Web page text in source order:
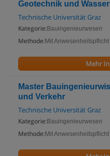
Geotechnik und
Technische Universität Graz
Kategorie: Bauingenieurwesen
Methode: Mit Anwesenheitspflicht
Mehr
Master
und Verkehr
Technische Universität Graz
Kategorie: Bauingenieurwesen
Methode: Mit Anwesenheitspflicht